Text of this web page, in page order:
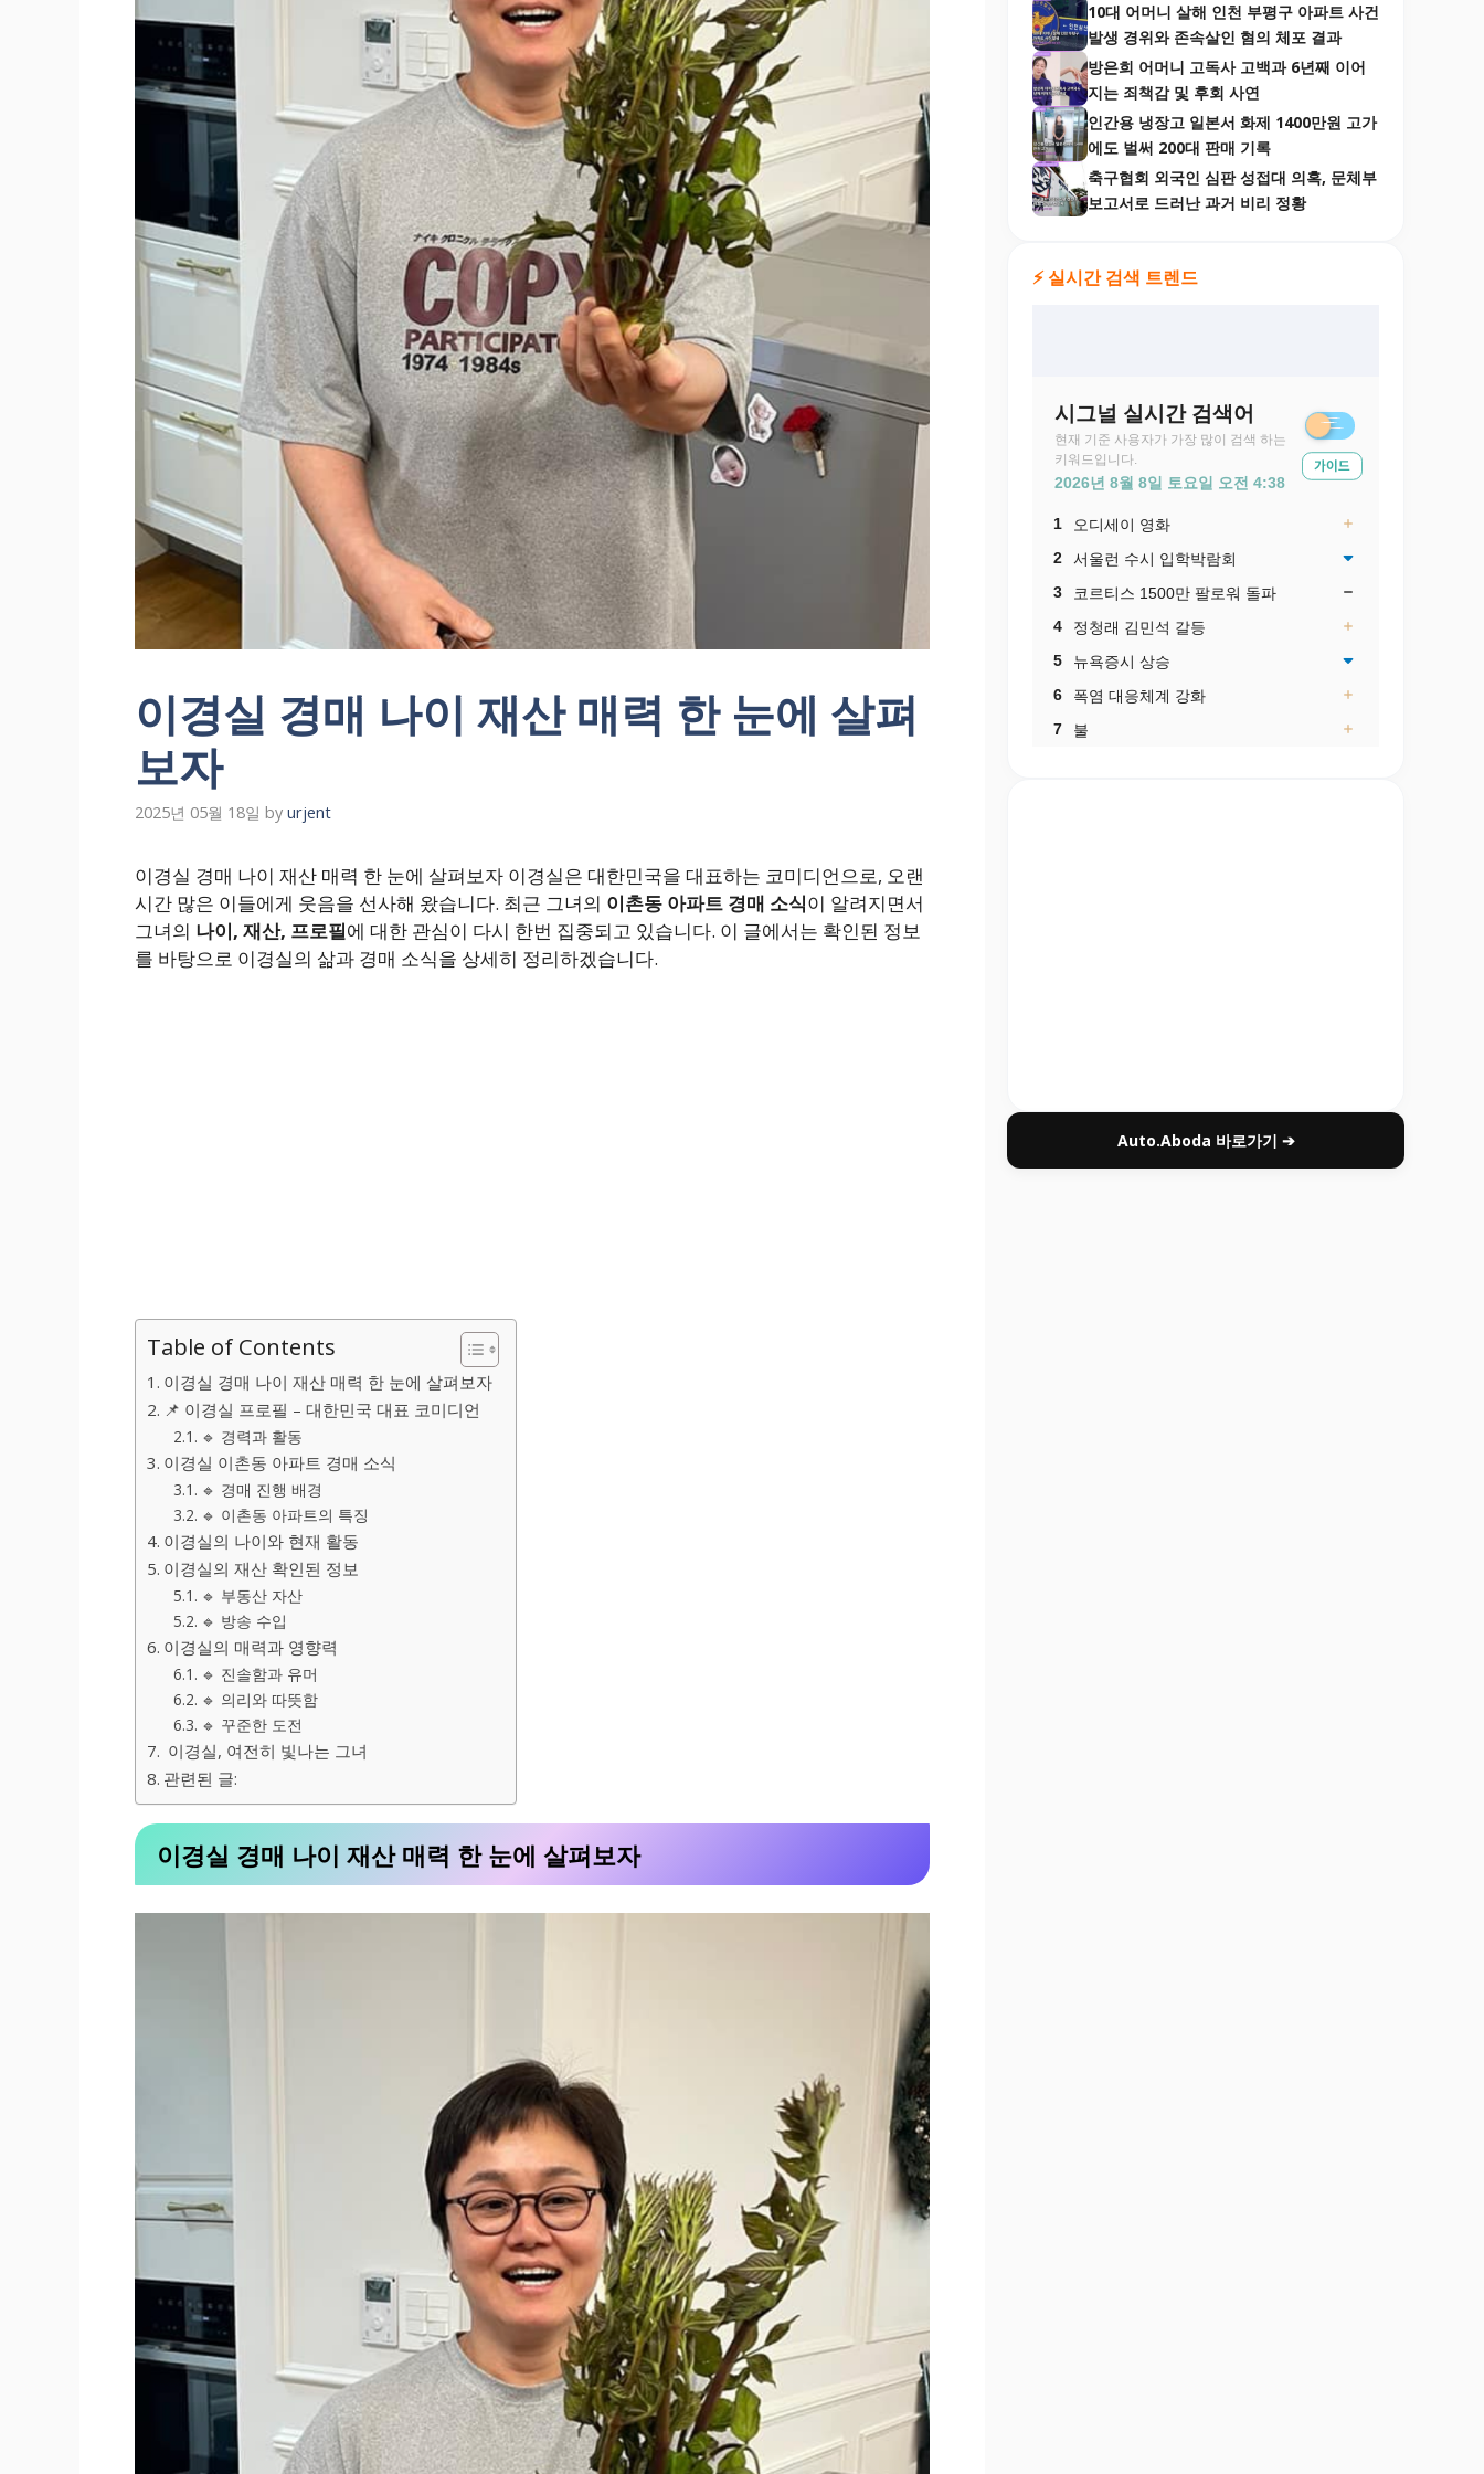
이경실 경매 나이 재산 매력 한 눈에 살펴
보자
2025년 05월 18일 by urjent
이경실 경매 나이 재산 매력 한 눈에 살펴보자 이경실은 대한민국을 대표하는 코미디언으로, 오랜
시간 많은 이들에게 웃음을 선사해 왔습니다. 최근 그녀의 이촌동 아파트 경매 소식이 알려지면서
그녀의 나이, 재산, 프로필에 대한 관심이 다시 한번 집중되고 있습니다. 이 글에서는 확인된 정보
를 바탕으로 이경실의 삶과 경매 소식을 상세히 정리하겠습니다.
Table of Contents
이경실 경매 나이 재산 매력 한 눈에 살펴보자
📌 이경실 프로필 – 대한민국 대표 코미디언
🔹 경력과 활동
이경실 이촌동 아파트 경매 소식
🔹 경매 진행 배경
🔹 이촌동 아파트의 특징
이경실의 나이와 현재 활동
이경실의 재산 확인된 정보
🔹 부동산 자산
🔹 방송 수입
이경실의 매력과 영향력
🔹 진솔함과 유머
🔹 의리와 따뜻함
🔹 꾸준한 도전
이경실, 여전히 빛나는 그녀
관련된 글:
이경실 경매 나이 재산 매력 한 눈에 살펴보자
10대 어머니 살해 인천 부평구 아파트 사건
발생 경위와 존속살인 혐의 체포 결과
방은희 어머니 고독사 고백과 6년째 이어
지는 죄책감 및 후회 사연
인간용 냉장고 일본서 화제 1400만원 고가
에도 벌써 200대 판매 기록
축구협회 외국인 심판 성접대 의혹, 문체부
보고서로 드러난 과거 비리 정황
⚡ 실시간 검색 트렌드
Auto.Aboda 바로가기 ➔